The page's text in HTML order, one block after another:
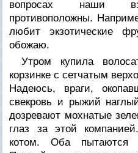
вопросах наши
противоположны.
любит экзотические
обожаю.
Утром купила
корзинке с сетчатым
Надеюсь, враги,
свекровь и рыжий
дозревают мохнатые
глаз за этой
котом. Оба пытаются